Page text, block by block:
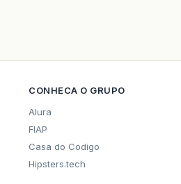
CONHECA O GRUPO
Alura
FIAP
Casa do Codigo
Hipsters.tech